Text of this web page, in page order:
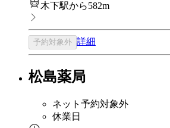
木下駅から582m
予約対象外 詳細
松島薬局
ネット予約対象外
休業日